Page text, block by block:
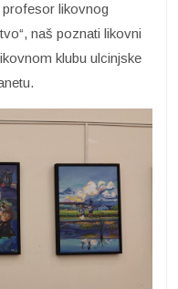
likovnog
naš poznati likovni
klubu ulcinjske